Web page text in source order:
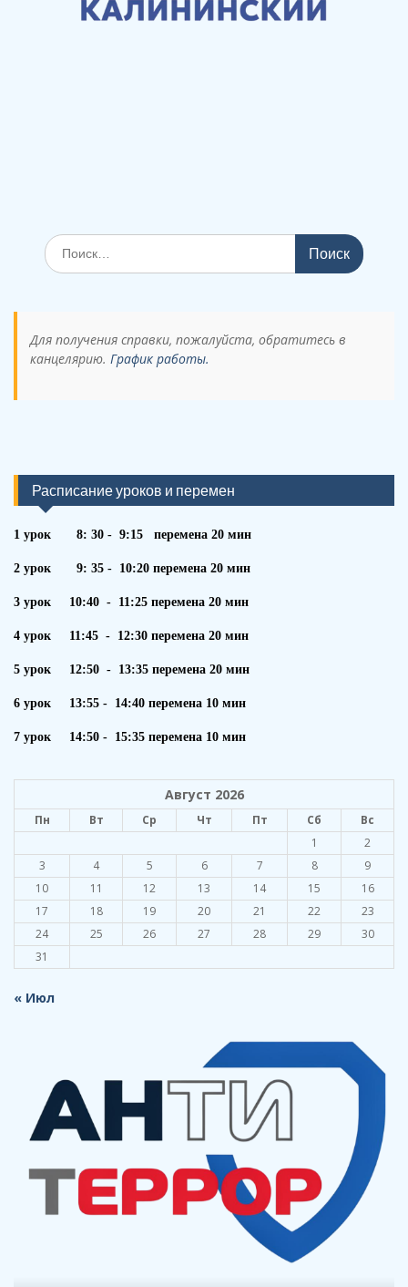
Поиск
по:
Для получения справки, пожалуйста, обратитесь в
канцелярию. График работы.
Расписание уроков и перемен
1 урок 8: 30 - 9:15 перемена 20 мин
2 урок 9: 35 - 10:20 перемена 20 мин
3 урок 10:40 - 11:25 перемена 20 мин
4 урок 11:45 - 12:30 перемена 20 мин
5 урок 12:50 - 13:35 перемена 20 мин
6 урок 13:55 - 14:40 перемена 10 мин
7 урок 14:50 - 15:35 перемена 10 мин
Август 2026
Пн Вт Ср Чт Пт Сб
Вс
1
2
3
4 5 6 7 8
9
10
11 12 13 14 15
16
17
18 19 20 21 22
23
24
25 26 27 28 29
30
31
« Июл